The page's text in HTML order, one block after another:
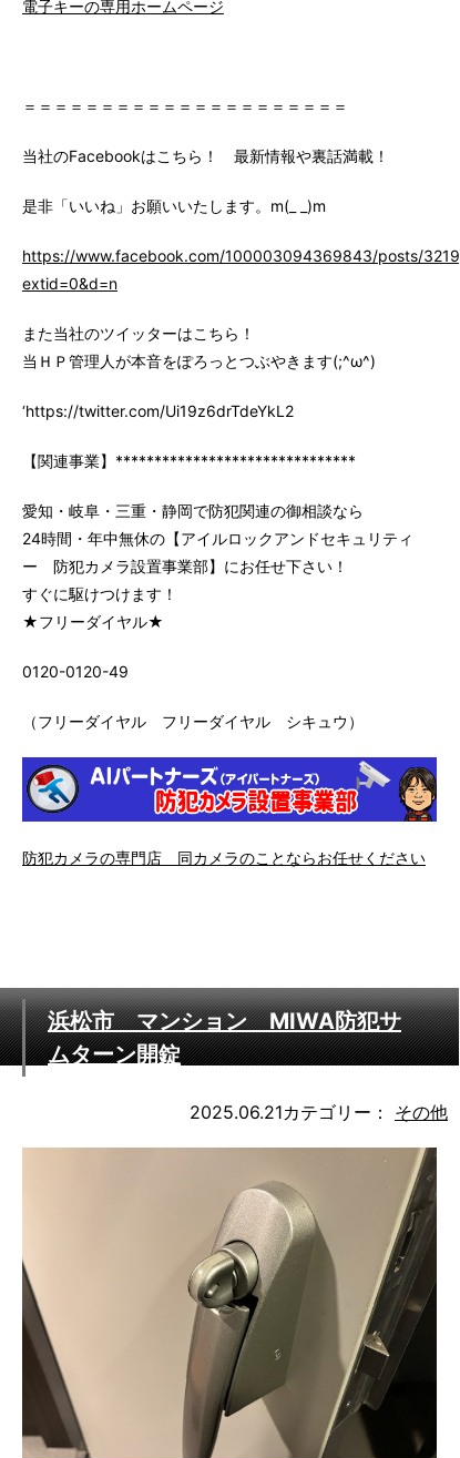
電子キーの専用ホームページ
＝＝＝＝＝＝＝＝＝＝＝＝＝＝＝＝＝＝＝＝＝
当社のFacebookはこちら！ 最新情報や裏話満載！
是非「いいね」お願いいたします。m(_ _)m
https://www.facebook.com/100003094369843/posts/
extid=0&d=n
また当社のツイッターはこちら！
当ＨＰ管理人が本音をぽろっとつぶやきます(;^ω^)
‘https://twitter.com/Ui19z6drTdeYkL2
【関連事業】*******************************
愛知・岐阜・三重・静岡で防犯関連の御相談なら
24時間・年中無休の【アイルロックアンドセキュリティ
ー 防犯カメラ設置事業部】にお任せ下さい！
すぐに駆けつけます！
★フリーダイヤル★
0120-0120-49
（フリーダイヤル フリーダイヤル シキュウ）
防犯カメラの専門店 同カメラのことならお任せください
浜松市 マンション MIWA防犯サ
ムターン開錠
2025.06.21カテゴリー： その他